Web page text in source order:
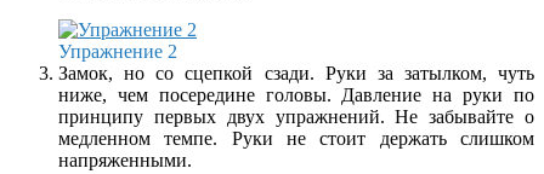
Упражнение 2
Замок, но со сцепкой сзади. Руки за затылком, чуть
ниже, чем посередине головы. Давление на руки по
принципу первых двух упражнений. Не забывайте о
медленном темпе. Руки не стоит держать слишком
напряженными.